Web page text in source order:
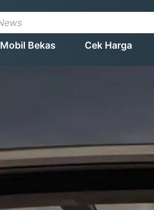
Mobil Bekas Cek Harga